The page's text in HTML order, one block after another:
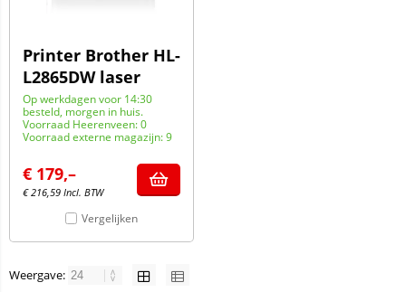
Printer Brother HL-
L2865DW laser
Op werkdagen voor 14:30
besteld, morgen in huis.
Voorraad Heerenveen: 0
Voorraad externe magazijn: 9
€ 179,–
€216,59 Incl. BTW
Vergelijken
Weergave: